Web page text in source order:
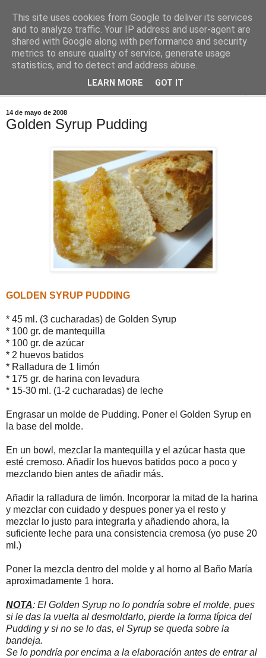
Comoju
La Cocina del Día a Día y el día a día de la Gastronomía
14 de mayo de 2008
Golden Syrup Pudding
GOLDEN SYRUP PUDDING
* 45 ml. (3 cucharadas) de Golden Syrup
* 100 gr. de mantequilla
* 100 gr. de azúcar
* 2 huevos batidos
* Ralladura de 1 limón
* 175 gr. de harina con levadura
* 15-30 ml. (1-2 cucharadas) de leche
Engrasar un molde de Pudding. Poner el Golden Syrup en
la base del molde.
En un bowl, mezclar la mantequilla y el azúcar hasta que
esté cremoso. Añadir los huevos batidos poco a poco y
mezclando bien antes de añadir más.
Añadir la ralladura de limón. Incorporar la mitad de la harina
y mezclar con cuidado y despues poner ya el resto y
mezclar lo justo para integrarla y añadiendo ahora, la
suficiente leche para una consistencia cremosa (yo puse 20
ml.)
Poner la mezcla dentro del molde y al horno al Baño María
aproximadamente 1 hora.
NOTA: El Golden Syrup no lo pondría sobre el molde, pues
si le das la vuelta al desmoldarlo, pierde la forma típica del
Pudding y si no se lo das, el Syrup se queda sobre la
bandeja.
Se lo pondría por encima a la elaboración antes de entrar al
This site uses cookies from Google to deliver its services
and to analyze traffic. Your IP address and user-agent are
shared with Google along with performance and security
metrics to ensure quality of service, generate usage
statistics, and to detect and address abuse.
LEARN MORE GOT IT